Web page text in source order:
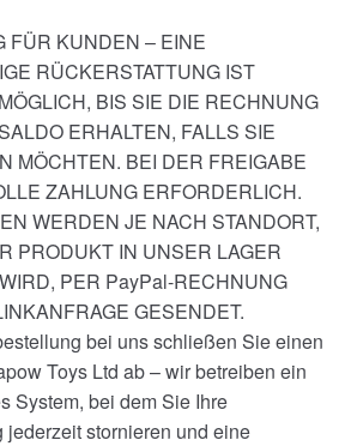
FÜR KUNDEN – EINE
RÜCKERSTATTUNG IST
BIS SIE DIE RECHNUNG
ERHALTEN, FALLS SIE
MÖCHTEN. BEI DER FREIGABE
ZAHLUNG ERFORDERLICH.
WERDEN JE NACH STANDORT,
PRODUKT IN UNSER LAGER
PER PayPal-RECHNUNG
GESENDET.
bei uns schließen Sie einen
Toys Ltd ab – wir betreiben ein
System, bei dem Sie Ihre
jederzeit stornieren und eine